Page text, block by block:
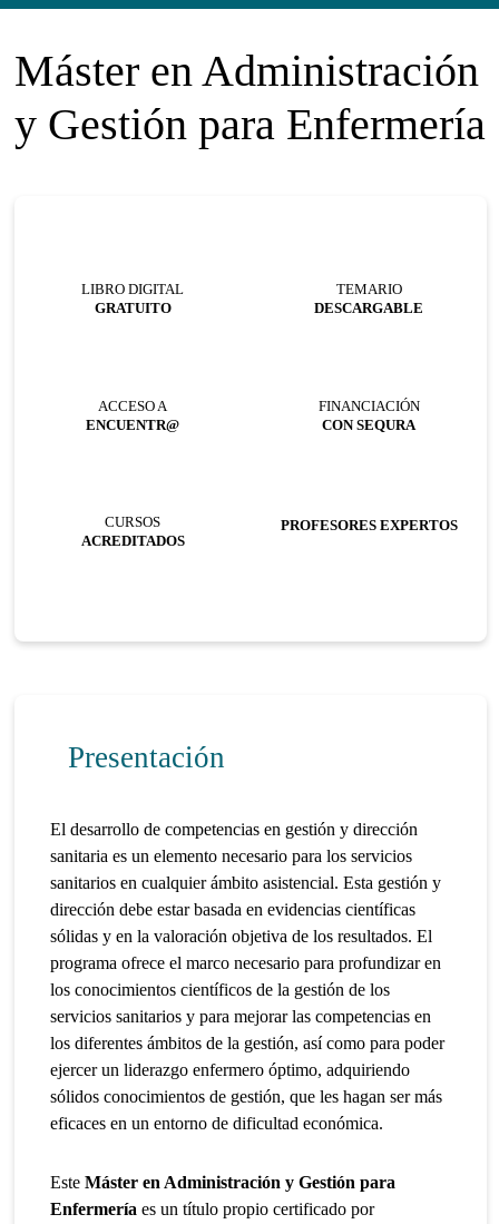
Máster en Administración
y Gestión para Enfermería
LIBRO DIGITAL
GRATUITO
TEMARIO
DESCARGABLE
ACCESO A
ENCUENTR@
FINANCIACIÓN
CON SEQURA
CURSOS
ACREDITADOS
PROFESORES EXPERTOS
Presentación
El desarrollo de competencias en gestión y dirección
sanitaria es un elemento necesario para los servicios
sanitarios en cualquier ámbito asistencial. Esta gestión y
dirección debe estar basada en evidencias científicas
sólidas y en la valoración objetiva de los resultados. El
programa ofrece el marco necesario para profundizar en
los conocimientos científicos de la gestión de los
servicios sanitarios y para mejorar las competencias en
los diferentes ámbitos de la gestión, así como para poder
ejercer un liderazgo enfermero óptimo, adquiriendo
sólidos conocimientos de gestión, que les hagan ser más
eficaces en un entorno de dificultad económica.
EsteMáster en Administración y Gestión para
Enfermería es un título propio certificado por